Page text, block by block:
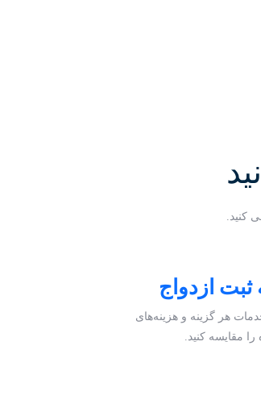
کنید.
ثبت ازدواج
هر گزینه و هزینه‌های
مقایسه کنید.